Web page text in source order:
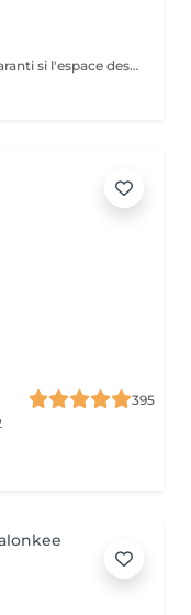
Le prix des retouches est uniquement garanti si l'espace des retouches est respecté et si la cliente a respecté les consignes de soins à domicile.
395